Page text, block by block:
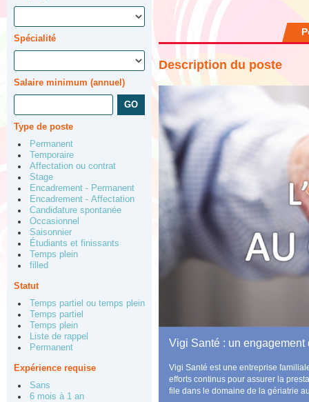
Spécialité
Salaire minimum (annuel)
Type de poste
Permanent
Temporaire
Affectation ou contrat
Stage
Encadrement - Permanent
Encadrement - Affectation
Candidature spontanée
Occasionnel
Saisonnier
Étudiants et finissants
Temps plein
filled
Statut
Temps partiel ou temps plein
Temps partiel
Temps plein
Liste de rappel
Permanent
Expérience requise
Sans
6 mois à 1 an
Description du poste
Vigi Santé : un
Vigi Santé est une entreprise
efforts continus pour assurer la
file dans le domaine de la gériatrie